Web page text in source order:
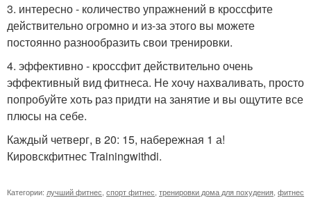
3. интересно - количество упражнений в кроссфите
действительно огромно и из-за этого вы можете
постоянно разнообразить свои тренировки.
4. эффективно - кроссфит действительно очень
эффективный вид фитнеса. Не хочу нахваливать, просто
попробуйте хоть раз придти на занятие и вы ощутите все
плюсы на себе.
Каждый четверг, в 20: 15, набережная 1 а!
Кировскфитнес Trainingwithdi.
Категории: лучший фитнес спорт фитнес тренировки дома для похудения фитнес